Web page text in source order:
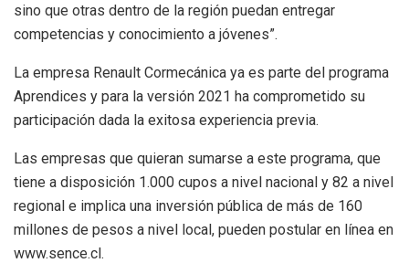
sino que otras dentro de la región puedan entregar
competencias y conocimiento a jóvenes”.
La empresa Renault Cormecánica ya es parte del programa
Aprendices y para la versión 2021 ha comprometido su
participación dada la exitosa experiencia previa.
Las empresas que quieran sumarse a este programa, que
tiene a disposición 1.000 cupos a nivel nacional y 82 a nivel
regional e implica una inversión pública de más de 160
millones de pesos a nivel local, pueden postular en línea en
www.sence.cl.